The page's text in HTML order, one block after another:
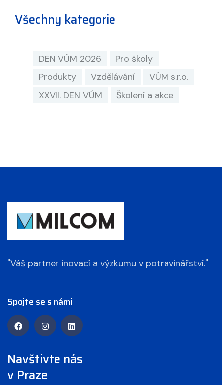
Všechny kategorie
DEN VÚM 2026
Pro školy
Produkty
Vzdělávání
VÚM s.r.o.
XXVII. DEN VÚM
Školení a akce
"Váš partner inovací a výzkumu v potravinářství."
Spojte se s námi
Navštivte nás
v Praze